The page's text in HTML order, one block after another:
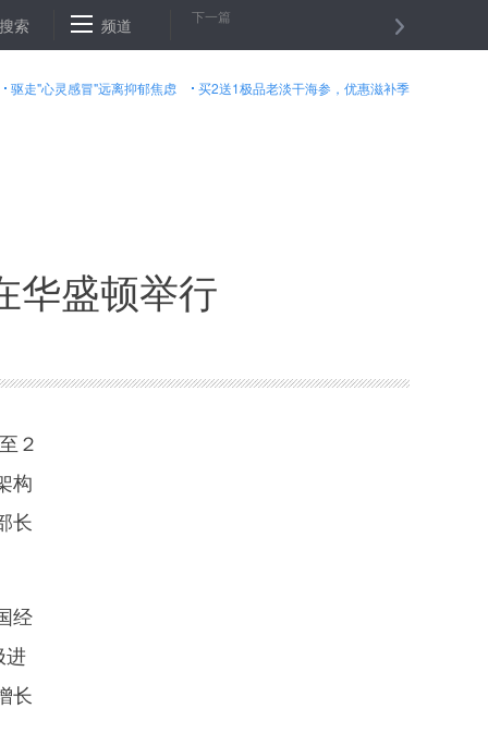
半 南锣鼓巷一书店将被封门 街道办：系整治“开墙打洞”
搜索 频道 下一篇
驱走"心灵感冒"远离抑郁焦虑 买2送1极品老淡干海参，优惠滋补季
华盛顿举行
２
构
长
经
进
长